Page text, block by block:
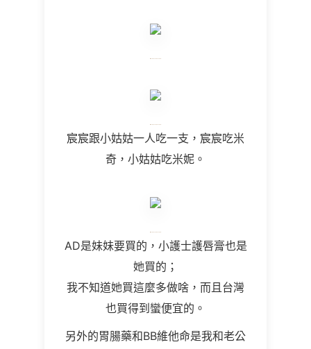
宸宸跟小姑姑一人吃一支，宸宸吃米
奇，小姑姑吃米妮。
AD是妹妹要買的，小護士護唇膏也是
她買的；
我不知道她買這麼多做啥，而且台灣
也買得到蠻便宜的。
另外的胃腸藥和BB維他命是我和老公